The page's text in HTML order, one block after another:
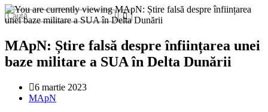
MApN: Știre falsă despre înființarea unei
baze militare a SUA în Delta Dunării
Post
published:
6 martie 2023
Post
MApN